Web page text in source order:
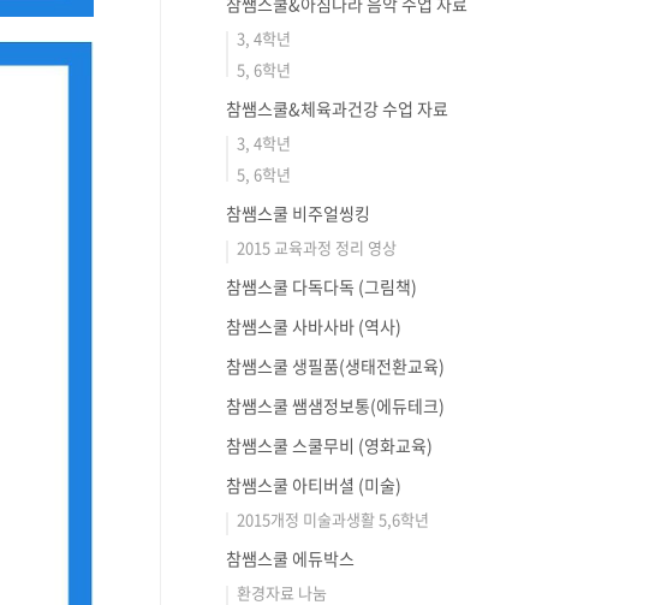
3, 4학년
5, 6학년
참쌤스쿨&체육과건강 수업 자료
3, 4학년
5, 6학년
참쌤스쿨 비주얼씽킹
2015 교육과정 정리 영상
참쌤스쿨 다독다독 (그림책)
참쌤스쿨 사바사바 (역사)
참쌤스쿨 생필품(생태전환교육)
참쌤스쿨 쌤샘정보통(에듀테크)
참쌤스쿨 스쿨무비 (영화교육)
참쌤스쿨 아티버셜 (미술)
2015개정 미술과생활 5,6학년
참쌤스쿨 에듀박스
환경자료 나눔